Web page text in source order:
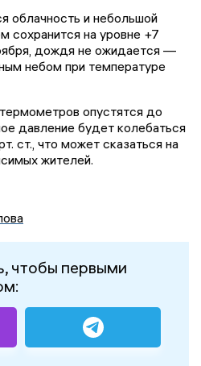
облачность и небольшой
сохранится на уровне +7
дождя не ожидается —
небом при температуре
опустятся до
давление будет колебаться
ст., что может сказаться на
жителей.
чтобы первыми